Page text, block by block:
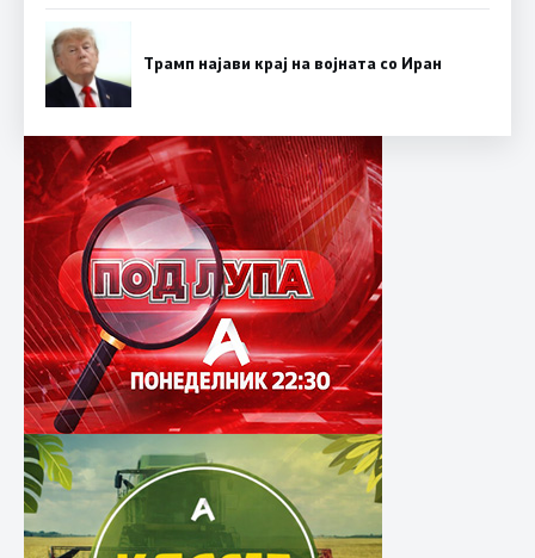
Трамп најави крај на војната со Иран